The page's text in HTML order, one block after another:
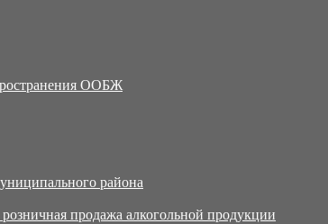
ООБЖ
района
продажа алкогольной продукции